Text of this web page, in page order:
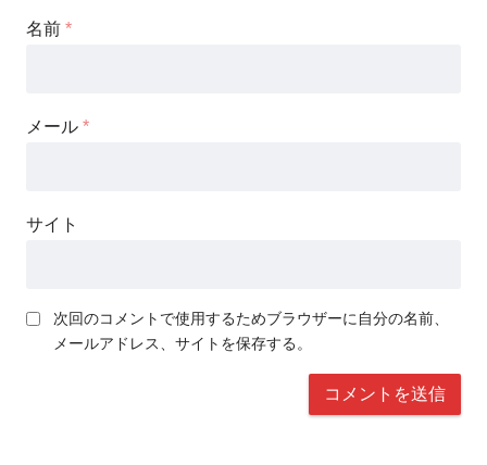
名前 *
メール *
サイト
次回のコメントで使用するためブラウザーに自分の名前、
メールアドレス、サイトを保存する。